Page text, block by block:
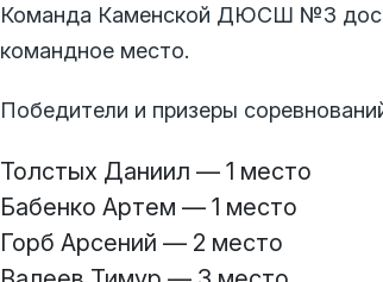
Команда Каменской ДЮСШ №3
командное место.
Победители и призеры
Толстых Даниил — 1 место
Бабенко Артем — 1 место
Горб Арсений — 2 место